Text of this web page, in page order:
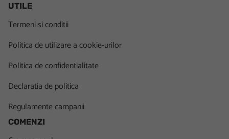
UTILE
Termeni si conditii
Politica de utilizare a cookie-urilor
Politica de confidentialitate
Declaratia de politica
Regulamente campanii
COMENZI